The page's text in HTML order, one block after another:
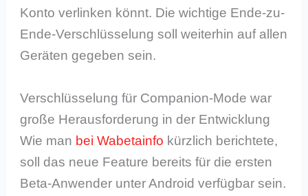
Konto verlinken könnt. Die wichtige Ende-zu-
Ende-Verschlüsselung soll weiterhin auf allen
Geräten gegeben sein.
Verschlüsselung für Companion-Mode war
große Herausforderung in der Entwicklung
Wie man bei Wabetainfo kürzlich berichtete,
soll das neue Feature bereits für die ersten
Beta-Anwender unter Android verfügbar sein.